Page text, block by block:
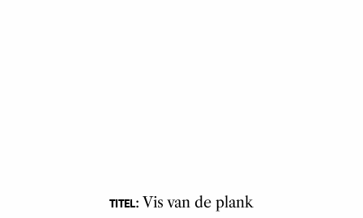
TITEL: Vis van de plank